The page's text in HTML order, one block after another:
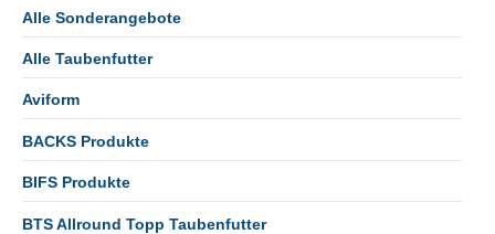
Alle Sonderangebote
Alle Taubenfutter
Aviform
BACKS Produkte
BIFS Produkte
BTS Allround Topp Taubenfutter